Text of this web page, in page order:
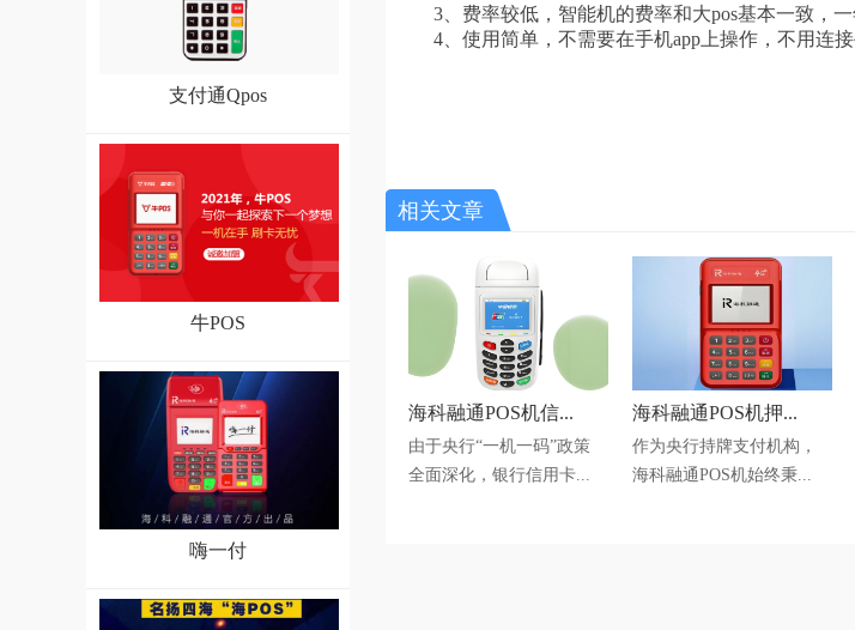
支付通Qpos
牛POS
嗨一付
3、费率较低，智能机的费率和大pos基本一致，
4、使用简单，不需要在手机app上操作，不用连
相关文章
海科融通POS机信...
由于央行“一机一码”政策
全面深化，银行信用卡...
海科融通POS机押...
作为央行持牌支付机构，
海科融通POS机始终秉...